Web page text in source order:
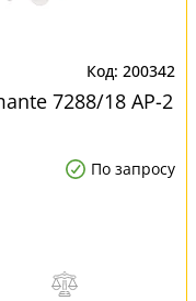
200342
7288/18 AP-2
По запросу